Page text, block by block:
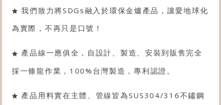
我們致力將SDGs融入於環保金爐產品，讓愛地球化
為實際，不再只是口號！
產品線一應俱全，自設計、製造、安裝到販售完全
採一條龍作業，100%台灣製造，專利認證。
產品用料實在主體、管線皆為SUS304/316不鏽鋼